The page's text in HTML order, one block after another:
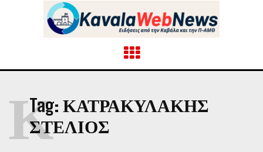
Tag: ΚΑΤΡΑΚΥΛΑΚΗΣ
ΣΤΕΛΙΟΣ
Κ